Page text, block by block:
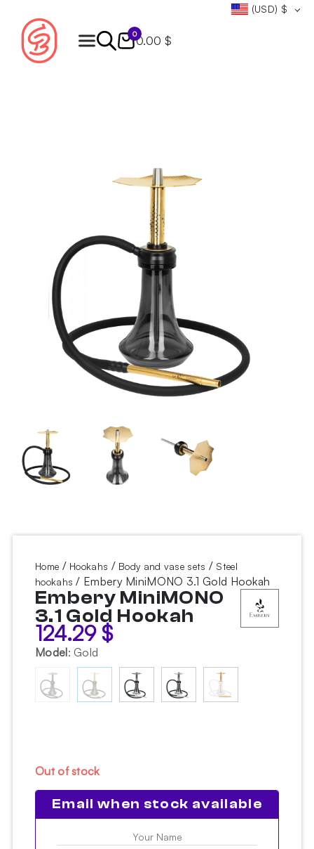
(USD) $
0
0.00 $
Home / Hookahs / Body and vase sets / Steel
hookahs / Embery MiniMONO 3.1 Gold Hookah
Embery MiniMONO
3.1 Gold Hookah
124.29$
Model: Gold
Out of stock
Email when stock available
Products
search